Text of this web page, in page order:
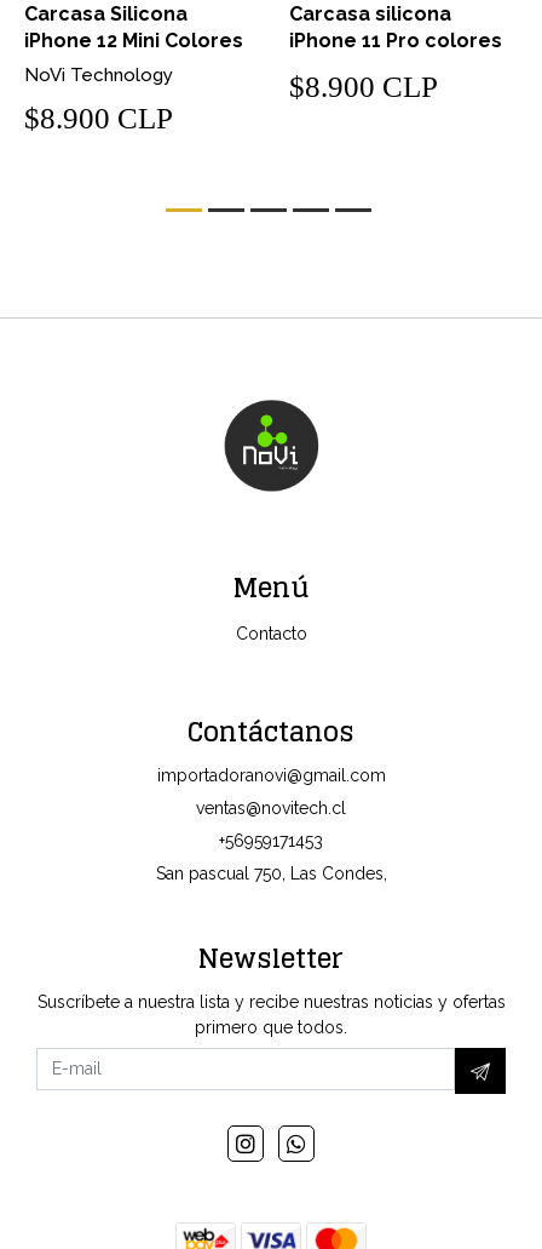
Carcasa Silicona
iPhone 12 Mini Colores
NoVi Technology
$8.900 CLP
Carcasa silicona
iPhone 11 Pro colores
$8.900 CLP
Menú
Contacto
Contáctanos
importadoranovi@gmail.com
ventas@novitech.cl
+56959171453
San pascual 750, Las Condes,
Newsletter
Suscríbete a nuestra lista y recibe nuestras noticias y ofertas
primero que todos.